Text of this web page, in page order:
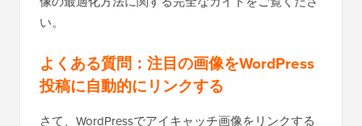
詳細については、ウェブパフォーマンスのための画
像の最適化方法に関する完全なガイドをご覧くださ
よくある質問：注目の画像をWordPress
投稿に自動的にリンクする